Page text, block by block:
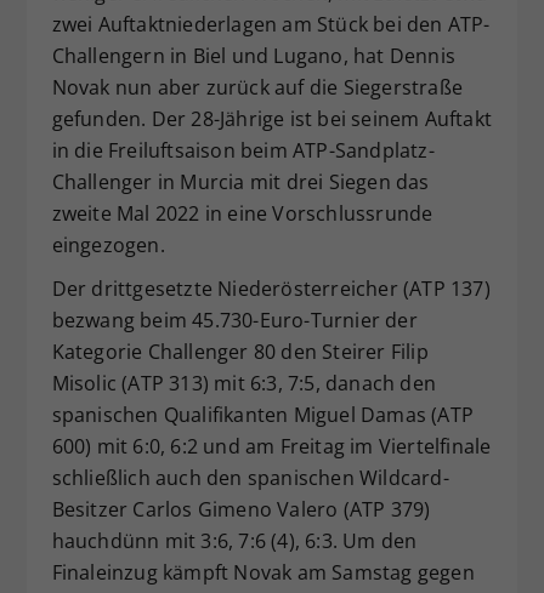
zwei Auftaktniederlagen am Stück bei den ATP-
Challengern in Biel und Lugano, hat Dennis
Novak nun aber zurück auf die Siegerstraße
gefunden. Der 28-Jährige ist bei seinem Auftakt
in die Freiluftsaison beim ATP-Sandplatz-
Challenger in Murcia mit drei Siegen das
zweite Mal 2022 in eine Vorschlussrunde
eingezogen.
Der drittgesetzte Niederösterreicher (ATP 137)
bezwang beim 45.730-Euro-Turnier der
Kategorie Challenger 80 den Steirer Filip
Misolic (ATP 313) mit 6:3, 7:5, danach den
spanischen Qualifikanten Miguel Damas (ATP
600) mit 6:0, 6:2 und am Freitag im Viertelfinale
schließlich auch den spanischen Wildcard-
Besitzer Carlos Gimeno Valero (ATP 379)
hauchdünn mit 3:6, 7:6 (4), 6:3. Um den
Finaleinzug kämpft Novak am Samstag gegen
Zweck
Dieser Wert speichert Ihre Consent-
Einstellungen. Unter anderem eine
zufällig generierte ID, für die
historische Speicherung Ihrer
vorgenommen Einstellungen, falls der
Webseiten-Betreiber dies eingestellt
hat.